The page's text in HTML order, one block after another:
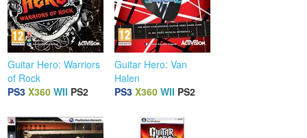
Guitar Hero: Warriors
of Rock
PS3 X360 WII PS2
Guitar Hero: Van
Halen
PS3 X360 WII PS2